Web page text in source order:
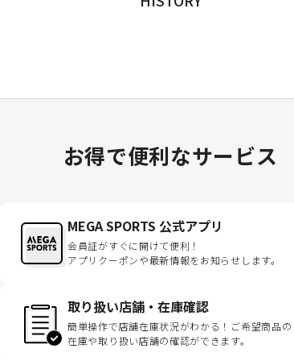
お得で便利なサービス
MEGA SPORTS 公式アプリ
会員証がすぐに開けて便利！
アプリクーポンや最新情報をお知らせします。
取り扱い店舗・在庫確認
簡単操作で店舗在庫状況がわかる！ご希望商品の
在庫や取り扱い店舗の確認ができます。